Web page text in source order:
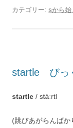
カテゴリー: sから始
startle びっ
startle / stáːrtl
(跳びあがらんば